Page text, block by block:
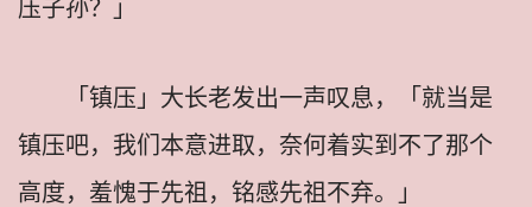
压子孙？」
「镇压」大长老发出一声叹息，「就当是
镇压吧，我们本意进取，奈何着实到不了那个
高度，羞愧于先祖，铭感先祖不弃。」